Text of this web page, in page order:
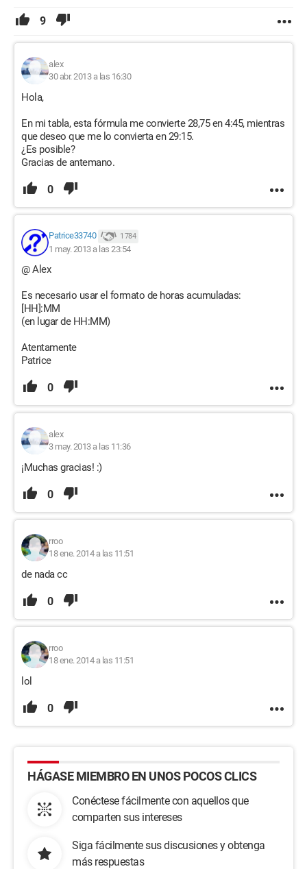
9
alex
30 abr. 2013 a las 16:30
Hola,
En mi tabla, esta fórmula me convierte 28,75 en 4:45, mientras
que deseo que me lo convierta en 29:15.
¿Es posible?
Gracias de antemano.
0
Patrice33740 1 784
1 may. 2013 a las 23:54
@ Alex
Es necesario usar el formato de horas acumuladas:
[HH]:MM
(en lugar de HH:MM)
Atentamente
Patrice
0
alex
3 may. 2013 a las 11:36
¡Muchas gracias! :)
0
rroo
18 ene. 2014 a las 11:51
de nada cc
0
rroo
18 ene. 2014 a las 11:51
lol
0
HÁGASE MIEMBRO EN UNOS POCOS CLICS
Conéctese fácilmente con aquellos que
comparten sus intereses
Siga fácilmente sus discusiones y obtenga
más respuestas